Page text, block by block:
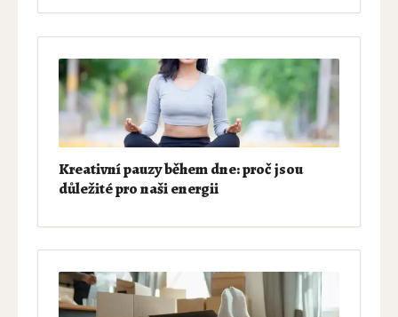
Kreativní pauzy během dne: proč jsou
důležité pro naši energii